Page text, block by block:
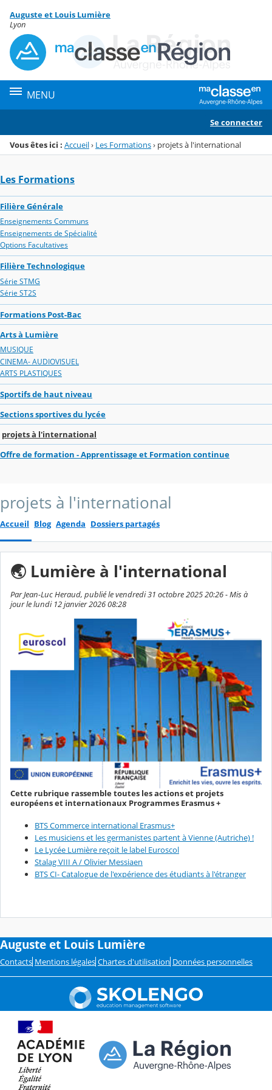
Menu de la rubrique
Contenu
Auguste et Louis Lumière
Lyon
MENU
Se connecter
Vous êtes ici : Accueil› Les Formations› projets à l'international
Les Formations
Filière Générale
Enseignements Communs
Enseignements de Spécialité
Options Facultatives
Filière Technologique
Série STMG
Série ST2S
Formations Post-Bac
Arts à Lumière
MUSIQUE
CINEMA- AUDIOVISUEL
ARTS PLASTIQUES
Sportifs de haut niveau
Sections sportives du lycée
projets à l'international
Offre de formation - Apprentissage et Formation continue
projets à l'international
Accueil Blog Agenda Dossiers partagés
🌏️ Lumière à l'international
Par Jean-Luc Heraud, publié le vendredi 31 octobre 2025 20:26 - Mis à
jour le lundi 12 janvier 2026 08:28
Cette rubrique rassemble toutes les actions et projets
européens et internationaux Programmes Erasmus +
BTS Commerce international Erasmus+
Les musiciens et les germanistes partent à Vienne (Autriche) !
Le Lycée Lumière reçoit le label Euroscol
Stalag VIII A / Olivier Messiaen
BTS CI- Catalogue de l'expérience des étudiants à l'étranger
Auguste et Louis Lumière
Contacts Mentions légales Chartes d'utilisation Données personnelles